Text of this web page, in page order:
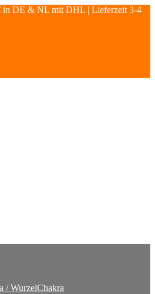
in DE & NL mit DHL | Lieferzeit 3-4
/ WurzelChakra